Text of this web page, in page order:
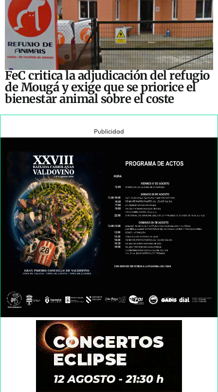
FeC critica la adjudicación del refugio
de Mougá y exige que se priorice el
bienestar animal sobre el coste
Publicidad